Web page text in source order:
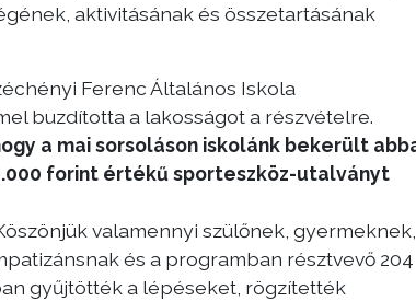
aktivitásának és összetartásának
Ferenc Általános Iskola
buzdította a lakosságot a részvételre.
a mai sorsoláson iskolánk bekerült
forint értékű sporteszköz-utalványt
valamennyi szülőnek, gyermeknek,
és a programban résztvevő 204
gyűjtötték a lépéseket, rögzítették